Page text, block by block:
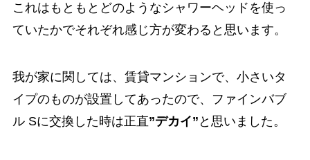
これはもともとどのようなシャワーヘッドを使っ
ていたかでそれぞれ感じ方が変わると思います。
我が家に関しては、賃貸マンションで、小さいタ
イプのものが設置してあったので、ファインバブ
ル Sに交換した時は正直”デカイ” と思いました。